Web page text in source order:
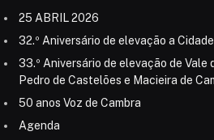
25 ABRIL 2026
32.º Aniversário de elevação a
33.º Aniversário de elevação de Vale
Pedro de Castelões e Macieira de
50 anos Voz de Cambra
Agenda